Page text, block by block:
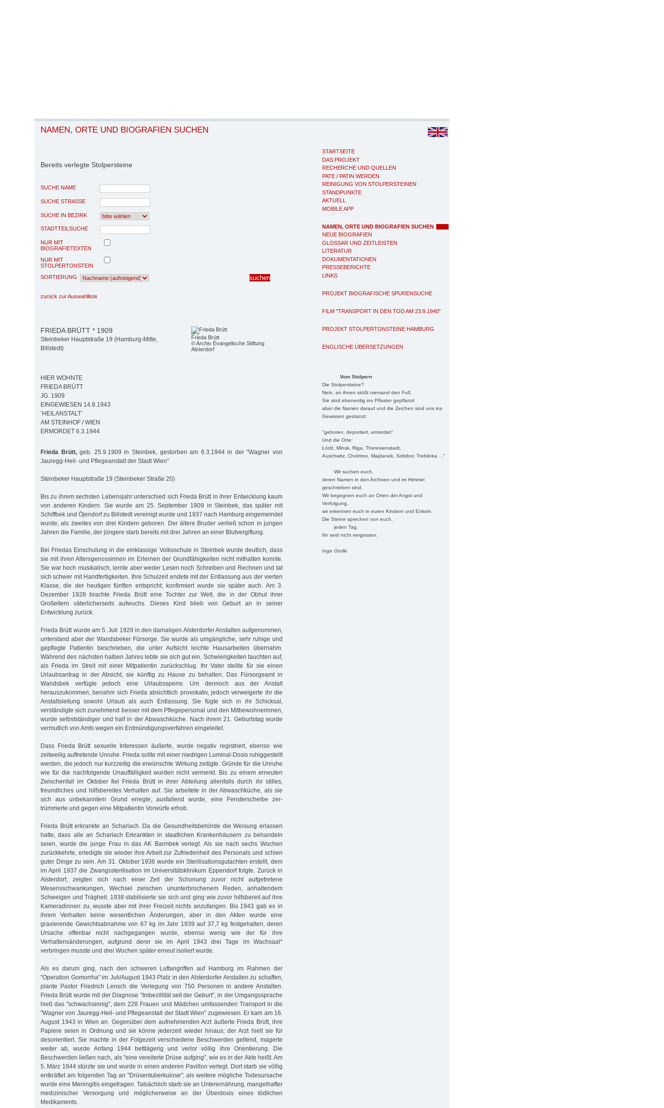
STARTSEITE
DAS PROJEKT
RECHERCHE UND QUELLEN
PATE / PATIN WERDEN
REINIGUNG VON STOLPERSTEINEN
STANDPUNKTE
AKTUELL
MOBILE APP
NAMEN, ORTE UND BIOGRAFIEN SUCHEN
NEUE BIOGRAFIEN
GLOSSAR UND ZEITLEISTEN
LITERATUR
DOKUMENTATIONEN
PRESSEBERICHTE
LINKS
PROJEKT BIOGRAFISCHE SPURENSUCHE
FILM "TRANSPORT IN DEN TOD AM 23.9.1940"
PROJEKT STOLPERTONSTEINE HAMBURG
ENGLISCHE ÜBERSETZUNGEN
Vom Stolpern
Die Stolpersteine?
Nein, an ihnen stößt niemand den Fuß
Sie sind ebenerdig ins Pflaster gepflanzt
aber die Namen darauf und die Zeichen sind uns ins
Gewissen gestanzt:
"geboren, deportiert, ermordet"
Und die Orte:
Łódź, Minsk, Riga, Theresienstadt,
Auschwitz, Chelmno, Majdanek, Sobibor, Treblinka ..."
Wir suchen euch,
deren Namen in den Archiven und im Himmel
geschrieben sind.
Wir begegnen euch an Orten der Angst und
Verfolgung,
wir erkennen euch in euren Kindern und Enkeln.
Die Steine sprechen von euch,
jeden Tag.
Ihr seid nicht vergessen.
Inge Grolle
NAMEN, ORTE UND BIOGRAFIEN SUCHEN
Bereits verlegte Stolpersteine
SUCHE NAME
SUCHE STRASSE
SUCHE IN BEZIRK
STADTTEILSUCHE
NUR MIT
BIOGRAFIETEXTEN
NUR MIT
STOLPERTONSTEIN
SORTIERUNG
zurück zur Auswahlliste
Frieda Brütt
© Archiv Evangelische Stiftung
Alsterdorf
FRIEDA BRÜTT * 1909
Steinbeker Hauptstraße 19 (Hamburg-Mitte,
Billstedt)
HIER WOHNTE
FRIEDA BRÜTT
JG. 1909
EINGEWIESEN 14.8.1943
’HEILANSTALT’
AM STEINHOF / WIEN
ERMORDET 6.3.1944
Frieda Brütt,geb. 25.9.1909 in Steinbek, gestorben am 6.3.1944 in der "Wagner von
Jauregg-Heil- und Pflegeanstalt der Stadt Wien"
Steinbeker Hauptstraße 19 (Steinbeker Straße 20)
Bis zu ihrem sechsten Lebensjahr unterschied sich Frieda Brütt in ihrer Entwicklung kaum
von anderen Kindern. Sie wurde am 25. September 1909 in Steinbek, das später mit
Schiffbek und Öjendorf zu Billstedt vereinigt wurde und 1937 nach Hamburg eingemeindet
wurde, als zweites von drei Kindern geboren. Der ältere Bruder verließ schon in jungen
Jahren die Familie, der jüngere starb bereits mit drei Jahren an einer Blutvergiftung.
Bei Friedas Einschulung in die einklassige Volksschule in Steinbek wurde deutlich, dass
sie mit ihren Altersgenossinnen im Erlernen der Grundfähigkeiten nicht mithalten konnte.
Sie war hoch musikalisch, lernte aber weder Lesen noch Schreiben und Rechnen und tat
sich schwer mit Handfertigkeiten. Ihre Schulzeit endete mit der Entlassung aus der vierten
Klasse, die der heutigen fünften entspricht; konfirmiert wurde sie später auch. Am 3.
Dezember 1928 brachte Frieda Brütt eine Tochter zur Welt, die in der Obhut ihrer
Großeltern väterlicherseits aufwuchs. Dieses Kind blieb von Geburt an in seiner
Entwicklung zurück.
Frieda Brütt wurde am 5. Juli 1929 in den damaligen Alsterdorfer Anstalten aufgenommen,
unterstand aber der Wandsbeker Fürsorge. Sie wurde als umgängliche, sehr ruhige und
gepflegte Patientin beschrieben, die unter Aufsicht leichte Hausarbeiten übernahm.
Während des nächsten halben Jahres lebte sie sich gut ein. Schwierigkeiten tauchten auf,
als Frieda im Streit mit einer Mitpatientin zurückschlug. Ihr Vater stellte für sie einen
Urlaubsantrag in der Absicht, sie künftig zu Hause zu behalten. Das Fürsorgeamt in
Wandsbek verfügte jedoch eine Urlaubssperre. Um dennoch aus der Anstalt
herauszukommen, benahm sich Frieda absichtlich provokativ, jedoch verweigerte ihr die
Anstaltsleitung sowohl Urlaub als auch Entlassung. Sie fügte sich in ihr Schicksal,
verständigte sich zunehmend besser mit dem Pflegepersonal und den Mitbewohnerinnen,
wurde selbstständiger und half in der Abwaschküche. Nach ihrem 21. Geburtstag wurde
vermutlich von Amts wegen ein Entmündigungs­verfahren eingeleitet.
Dass Frieda Brütt sexuelle Interessen äußerte, wurde negativ registriert, ebenso wie
zeitweilig auftretende Unruhe. Frieda sollte mit einer niedrigen Luminal-Dosis ruhiggestellt
werden, die jedoch nur kurzzeitig die erwünschte Wirkung zeitigte. Gründe für die Unruhe
wie für die nachfolgende Unauffälligkeit wurden nicht vermerkt. Bis zu einem erneuten
Zwischen­fall im Oktober fiel Frieda Brütt in ihrer Abteilung allenfalls durch ihr stilles,
freundliches und hilfsbereites Verhalten auf. Sie arbeitete in der Abwaschküche, als sie
sich aus unbekanntem Grund erregte, ausfallend wurde, eine Fensterscheibe zer­
trümmerte und gegen eine Mitpatientin Vorwürfe erhob.
Frieda Brütt erkrankte an Scharlach. Da die Gesundheitsbehörde die Weisung erlassen
hatte, dass alle an Scharlach Erkrankten in staatlichen Krankenhäusern zu behandeln
seien, wurde die junge Frau in das AK Barmbek verlegt. Als sie nach sechs Wochen
zurückkehrte, erledigte sie wieder ihre Arbeit zur Zufriedenheit des Personals und schien
guter Dinge zu sein. Am 31. Oktober 1936 wurde ein Sterilisationsgutachten erstellt, dem
im April 1937 die Zwangssterilisation im Universitätsklinikum Eppendorf folgte. Zurück in
Alsterdorf, zeigten sich nach einer Zeit der Schonung zuvor nicht aufgetretene
Wesensschwankungen, Wechsel zwischen ununterbrochenem Reden, anhaltendem
Schweigen und Trägheit. 1938 stabilisierte sie sich und ging wie zuvor hilfsbereit auf ihre
Kameradinnen zu, wusste aber mit ihrer Freizeit nichts anzufangen. Bis 1943 gab es in
ihrem Verhalten keine wesentlichen Änderungen, aber in den Akten wurde eine
gravierende Gewichtsabnahme von 67 kg im Jahr 1939 auf 37,7 kg festgehalten, deren
Ursache offenbar nicht nachgegangen wurde, ebenso wenig wie der für ihre
Verhaltensänderungen, aufgrund derer sie im April 1943 drei Tage im Wachsaal*
verbringen musste und drei Wochen später erneut isoliert wurde.
Als es darum ging, nach den schweren Luftangriffen auf Hamburg im Rahmen der
"Operation Gomorrha" im Juli/August 1943 Platz in den Alsterdorfer Anstalten zu schaffen,
plante Pastor Friedrich Lensch die Verlegung von 750 Personen in andere Anstalten.
Frieda Brütt wurde mit der Diagnose "Imbezillität seit der Geburt", in der Umgangssprache
hieß das "schwachsinnig", dem 228 Frauen und Mädchen umfassenden Transport in die
"Wagner von Jauregg-Heil- und Pflegeanstalt der Stadt Wien" zugewiesen. Er kam am 16.
August 1943 in Wien an. Gegenüber dem aufnehmenden Arzt äußerte Frieda Brütt, ihre
Papiere seien in Ordnung und sie könne jederzeit wieder hinaus; der Arzt hielt sie für
desorientiert. Sie machte in der Folgezeit verschiedene Beschwerden geltend, magerte
weiter ab, wurde Anfang 1944 bettlägerig und verlor völlig ihre Orientierung. Die
Beschwerden ließen nach, als "eine vereiterte Drüse aufging", wie es in der Akte heißt. Am
5. März 1944 stürzte sie und wurde in einen anderen Pavillon verlegt. Dort starb sie völlig
entkräftet am folgenden Tag an "Drüsentuberkulose"; als weitere mögliche Todesursache
wurde eine Meningitis eingetragen. Tatsächlich starb sie an Unterernährung, mangelhafter
medizinischer Versorgung und möglicherweise an der Überdosis eines tödlichen
Medikaments.